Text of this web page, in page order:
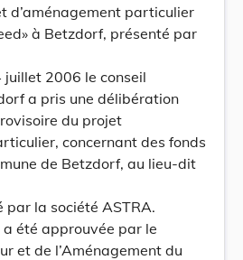
d’aménagement particulier
à Betzdorf, présenté par
juillet 2006 le conseil
a pris une délibération
du projet
concernant des fonds
de Betzdorf, au lieu-dit
par la société ASTRA.
été approuvée par le
et de l’Aménagement du